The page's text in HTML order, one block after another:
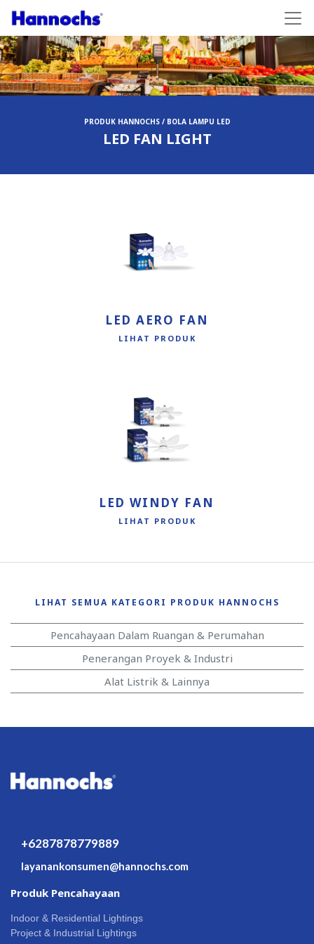
PRODUK HANNOCHS / BOLA LAMPU LED
LED FAN LIGHT
LED AERO FAN
LIHAT PRODUK
LED WINDY FAN
LIHAT PRODUK
LIHAT SEMUA KATEGORI PRODUK HANNOCHS
Pencahayaan Dalam Ruangan & Perumahan
Penerangan Proyek & Industri
Alat Listrik & Lainnya
+6287878779889
layanankonsumen@hannochs.com
Produk Pencahayaan
Indoor & Residential Lightings
Project & Industrial Lightings